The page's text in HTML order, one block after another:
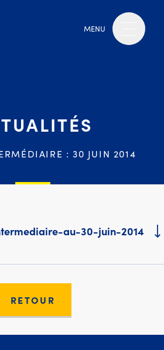
MENU
: 30 JUIN 2014
au-30-juin-2014
RETOUR